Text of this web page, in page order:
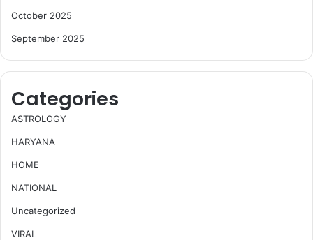
October 2025
September 2025
Categories
ASTROLOGY
HARYANA
HOME
NATIONAL
Uncategorized
VIRAL